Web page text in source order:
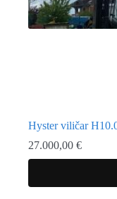
Hyster viličar
27.000,00 €